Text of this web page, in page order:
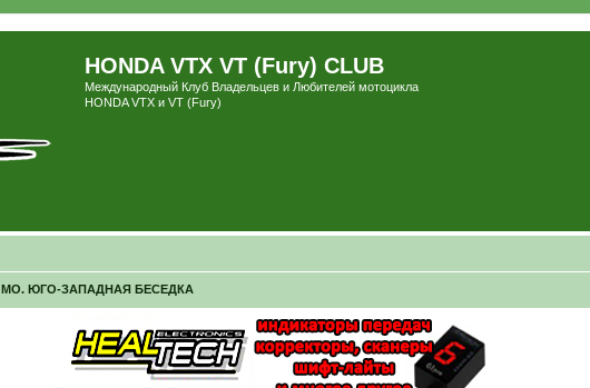
HONDA VTX VT (Fury) CLUB
Международный Клуб Владельцев и Любителей мотоцикла
HONDA VTX и VT (Fury)
МО. ЮГО-ЗАПАДНАЯ БЕСЕДКА